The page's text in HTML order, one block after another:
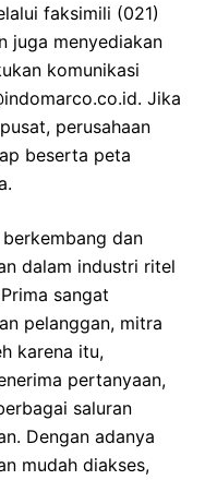
faksimili (021)
juga menyediakan
komunikasi
Jika
perusahaan
beserta peta
dan
dalam industri ritel
sangat
pelanggan, mitra
karena itu,
pertanyaan,
saluran
Dengan adanya
mudah diakses,